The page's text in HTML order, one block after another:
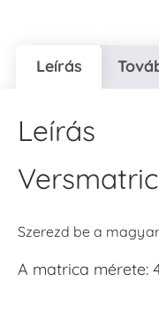
Leírás
Leírás
Szerezd be a
A matrica mérete: